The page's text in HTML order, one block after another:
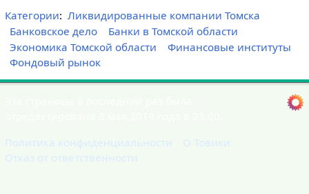
Категории: Ликвидированные компании Томска
Банковское дело
Банки в Томской области
Экономика Томской области
Финансовые институты
Фондовый рынок